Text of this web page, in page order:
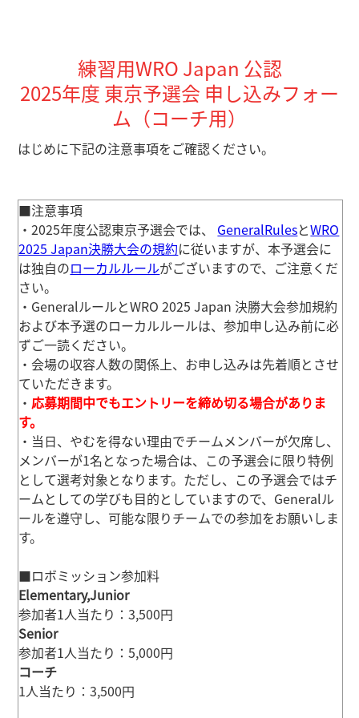
練習用WRO Japan 公認
2025年度 東京予選会 申し込みフォー
ム（コーチ用）
はじめに下記の注意事項をご確認ください。
■注意事項
・2025年度公認東京予選会では、 GeneralRulesとWRO
2025 Japan決勝大会の規約に従いますが、本予選会に
は独自のローカルルールがございますので、ご注意くだ
さい。
・GeneralルールとWRO 2025 Japan 決勝大会参加規約
および本予選のローカルルールは、参加申し込み前に必
ずご一読ください。
・会場の収容人数の関係上、お申し込みは先着順とさせ
ていただきます。
・応募期間中でもエントリーを締め切る場合がありま
す。
・当日、やむを得ない理由でチームメンバーが欠席し、
メンバーが1名となった場合は、この予選会に限り特例
として選考対象となります。ただし、この予選会ではチ
ームとしての学びも目的としていますので、Generalル
ールを遵守し、可能な限りチームでの参加をお願いしま
す。
■ロボミッション参加料
Elementary,Junior
参加者1人当たり：3,500円
Senior
参加者1人当たり：5,000円
コーチ
1人当たり：3,500円